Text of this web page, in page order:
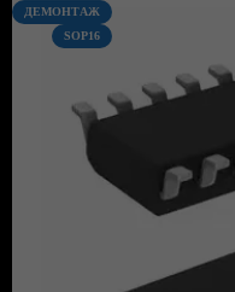
ДЕМОНТАЖ
SOP16